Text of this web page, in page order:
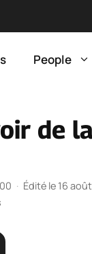
People
de
· Édité le 16